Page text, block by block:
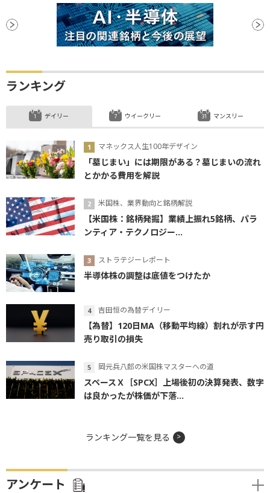
ランキング
デイリー
マネックス人生100年デザイン
「墓じまい」には期限がある？墓じまいの流れ
とかかる費用を解説
米国株、業界動向と銘柄解説
【米国株：銘柄発掘】業績上振れ5銘柄、パラ
ンティア・テクノロジー...
ストラテジーレポート
半導体株の調整は底値をつけたか
吉田恒の為替デイリー
【為替】120日MA（移動平均線）割れが示す円
売り取引の損失
岡元兵八郎の米国株マスターへの道
スペースＸ［SPCX］上場後初の決算発表、数字
は良かったが株価が下落...
ウイークリー マンスリー
ランキング一覧を見る
アンケート